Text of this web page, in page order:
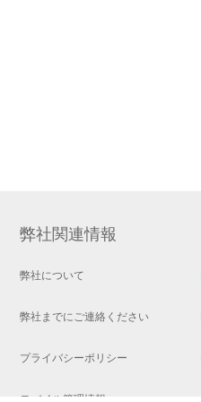
弊社関連情報
弊社について
弊社までにご連絡ください
プライバシーポリシー
モバイル管理情報